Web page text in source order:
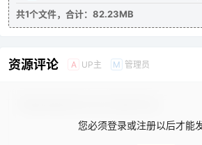
严凤英、王少舫黄金搭档演绎，黄梅
经典唱段如“树上的鸟儿成双对”“夫妻
记忆。对于戏曲爱好者、传统文化研究者
共1个文件，合计：82.23MB
资源评论 A UP主 M 管理员
您必须登录或注册以后才能